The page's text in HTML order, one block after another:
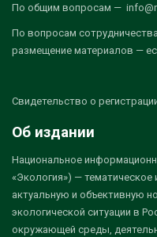
По общим вопросам —
По вопросам
размещение материалов —
Свидетельство о
Об издании
Национальное
«Экология») —
актуальную и объективную
экологической ситуации в
окружающей среды,